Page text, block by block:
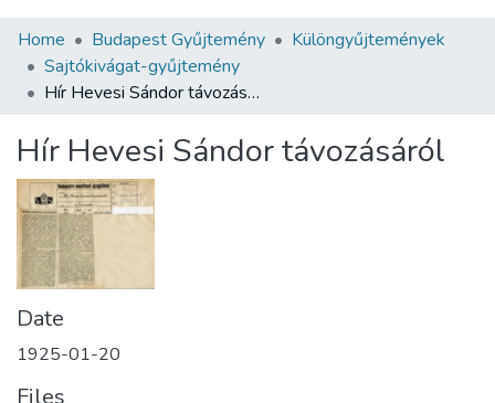
Communities & Collections
All of DSpace
About us
Home Budapest Gyűjtemény
Különgyűjtemények
Sajtókivágat-gyűjtemény
Hír Hevesi Sándor távozásáról
Hír Hevesi Sándor távozásáról
Date
1925-01-20
Files